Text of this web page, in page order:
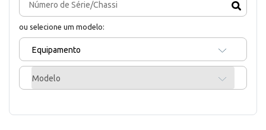
ou selecione um modelo:
Equipamento
Modelo